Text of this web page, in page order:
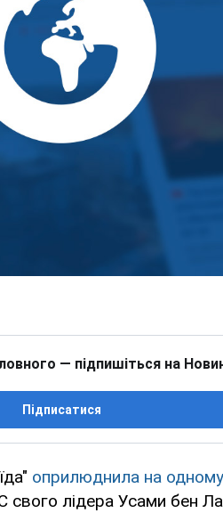
— підпишіться на
Підписатися
оприлюднила на одному
свого лідера Усами бен